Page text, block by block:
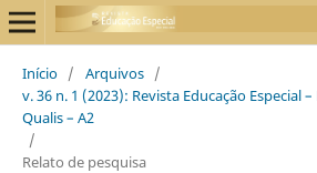
Início / Arquivos /
v. 36 n. 1 (2023): Revista Educação Especial
Qualis – A2
/
Relato de pesquisa